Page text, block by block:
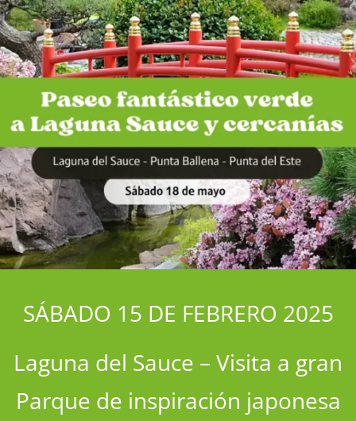
SÁBADO 15 DE FEBRERO 2025
Laguna del Sauce – Visita a gran
Parque de inspiración japonesa